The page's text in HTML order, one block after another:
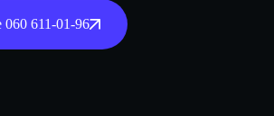
060 611-01-96